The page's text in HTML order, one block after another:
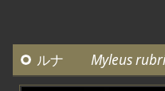
ルナ Myleus